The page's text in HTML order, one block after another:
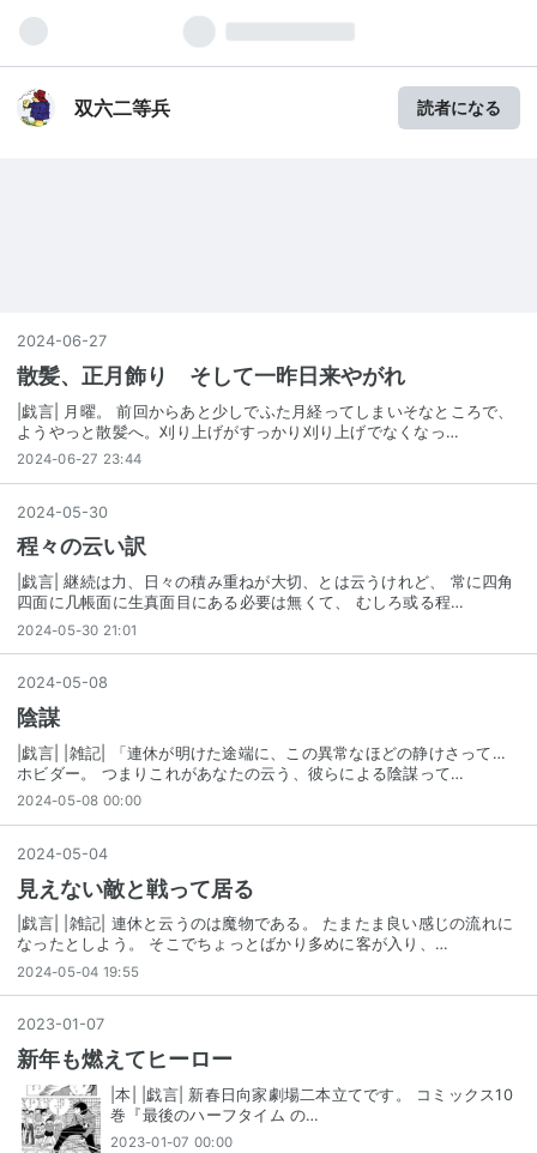
双六二等兵 読者になる
2024-06-27
散髪、正月飾り そして一昨日来やがれ
|戯言| 月曜。 前回からあと少しでふた月経ってしまいそなところで、
ようやっと散髪へ。刈り上げがすっかり刈り上げでなくなっ…
2024-06-27 23:44
2024-05-30
程々の云い訳
|戯言| 継続は力、日々の積み重ねが大切、とは云うけれど、 常に四角
四面に几帳面に生真面目にある必要は無くて、 むしろ或る程…
2024-05-30 21:01
2024-05-08
陰謀
|戯言| |雑記| 「連休が明けた途端に、この異常なほどの静けさって…
ホビダー。 つまりこれがあなたの云う、彼らによる陰謀って…
2024-05-08 00:00
2024-05-04
見えない敵と戦って居る
|戯言| |雑記| 連休と云うのは魔物である。 たまたま良い感じの流れに
なったとしよう。 そこでちょっとばかり多めに客が入り、…
2024-05-04 19:55
2023-01 -07
新年も燃えてヒーロー
|本| |戯言| 新春日向家劇場二本立てです。 コミックス10
巻『最後のハーフタイム の…
2023-01-07 00:00